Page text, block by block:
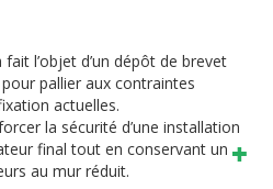
l’objet d’un dépôt de brevet
pallier aux contraintes
actuelles.
la sécurité d’une installation
final tout en conservant un
au mur réduit.